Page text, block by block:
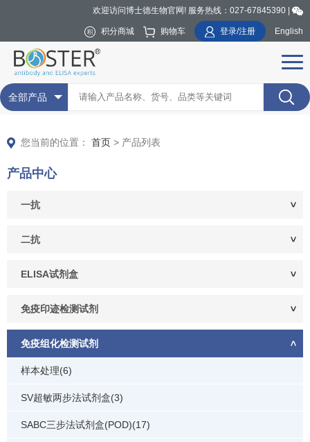
欢迎访问博士德生物官网! 服务热线：027-67845390 |
积分商城 购物车 登录/注册 English
全部产品
您当前的位置： 首页 > 产品列表
产品中心
一抗
二抗
ELISA试剂盒
免疫印迹检测试剂
免疫组化检测试剂
样本处理(6)
SV超敏两步法试剂盒(3)
SABC三步法试剂盒(POD)(17)